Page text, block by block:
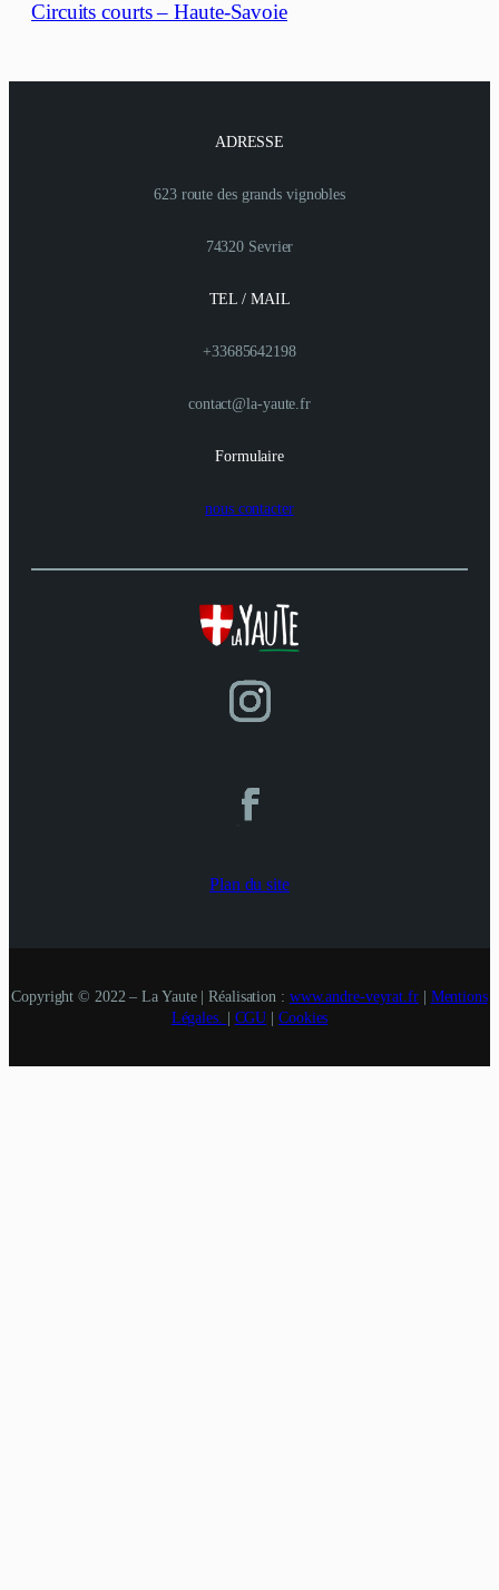
Circuits courts – Haute-Savoie
ADRESSE
623 route des grands vignobles
74320 Sevrier
TEL / MAIL
+33685642198
contact@la-yaute.fr
Formulaire
nous contacter
Plan du site
Copyright © 2022 – La Yaute | Réalisation : www.andre-veyrat.fr| Mentions
Légales.
CGU Cookies